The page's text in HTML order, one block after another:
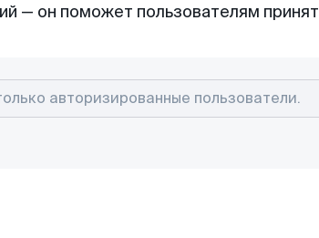
— он поможет пользователям